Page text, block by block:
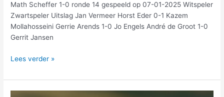
Math Scheffer 1-0 ronde 14 gespeeld op 07-01-2025 Witspeler
Zwartspeler Uitslag Jan Vermeer Horst Eder 0-1 Kazem
Mollahosseini Gerrie Arends 1-0 Jo Engels André de Groot 1-0
Gerrit Jansen
Lees verder »